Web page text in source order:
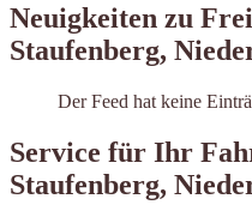
Neuigkeiten zu
Staufenberg,
Der Feed hat keine
Service für Ihr
Staufenberg,